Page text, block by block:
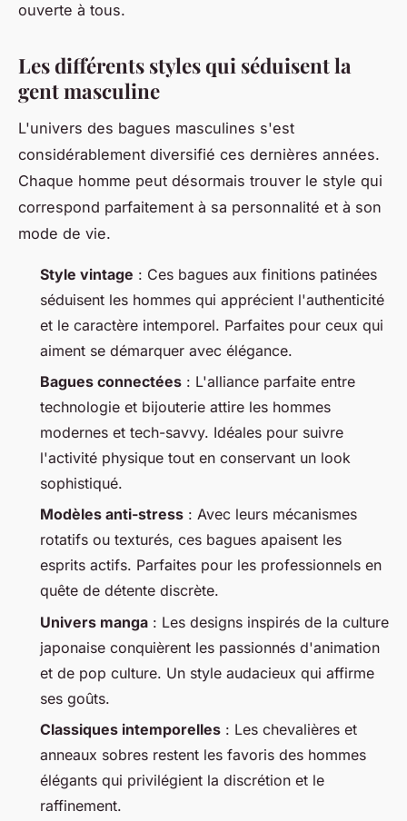
ouverte à tous.
Les différents styles qui séduisent la
gent masculine
L'univers des bagues masculines s'est
considérablement diversifié ces dernières années.
Chaque homme peut désormais trouver le style qui
correspond parfaitement à sa personnalité et à son
mode de vie.
Style vintage : Ces bagues aux finitions patinées
séduisent les hommes qui apprécient l'authenticité
et le caractère intemporel. Parfaites pour ceux qui
aiment se démarquer avec élégance.
Bagues connectées : L'alliance parfaite entre
technologie et bijouterie attire les hommes
modernes et tech-savvy. Idéales pour suivre
l'activité physique tout en conservant un look
sophistiqué.
Modèles anti-stress : Avec leurs mécanismes
rotatifs ou texturés, ces bagues apaisent les
esprits actifs. Parfaites pour les professionnels en
quête de détente discrète.
Univers manga : Les designs inspirés de la culture
japonaise conquièrent les passionnés d'animation
et de pop culture. Un style audacieux qui affirme
ses goûts.
Classiques intemporelles : Les chevalières et
anneaux sobres restent les favoris des hommes
élégants qui privilégient la discrétion et le
raffinement.